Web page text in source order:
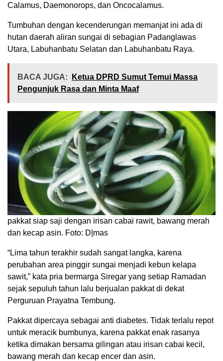
Calamus, Daemonorops, dan Oncocalamus.
Tumbuhan dengan kecenderungan memanjat ini ada di
hutan daerah aliran sungai di sebagian Padanglawas
Utara, Labuhanbatu Selatan dan Labuhanbatu Raya.
BACA JUGA:
Ketua DPRD Sumut Temui Massa
Pengunjuk Rasa dan Minta Maaf
pakkat siap saji dengan irisan cabai rawit, bawang merah
dan kecap asin. Foto: D|mas
“Lima tahun terakhir sudah sangat langka, karena
perubahan area pinggir sungai menjadi kebun kelapa
sawit,” kata pria bermarga Siregar yang setiap Ramadan
sejak sepuluh tahun lalu berjualan pakkat di dekat
Perguruan Prayatna Tembung.
Pakkat dipercaya sebagai anti diabetes. Tidak terlalu repot
untuk meracik bumbunya, karena pakkat enak rasanya
ketika dimakan bersama gilingan atau irisan cabai kecil,
bawang merah dan kecap encer dan asin.